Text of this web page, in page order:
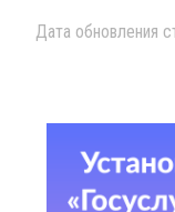
Дата обновления